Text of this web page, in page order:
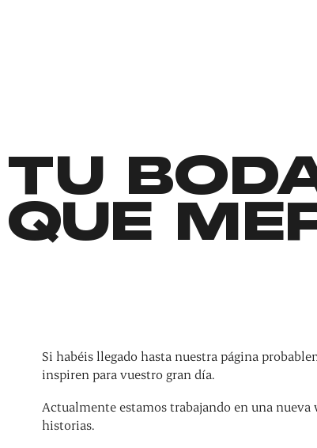
TU
QUE
Si habéis llegado hasta nuestra página
inspiren para vuestro gran día.
Actualmente estamos trabajando en una
historias.